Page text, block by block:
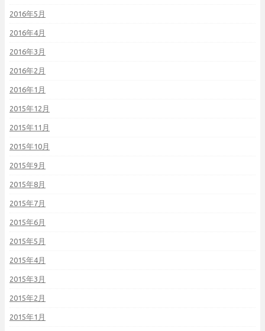
2016年5月
2016年4月
2016年3月
2016年2月
2016年1月
2015年12月
2015年11月
2015年10月
2015年9月
2015年8月
2015年7月
2015年6月
2015年5月
2015年4月
2015年3月
2015年2月
2015年1月